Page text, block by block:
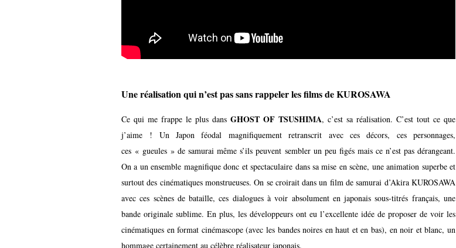
Une réalisation qui n’est pas sans rappeler les films de KUROSAWA
Ce qui me frappe le plus dans GHOST OF TSUSHIMA, c’est sa réalisation. C’est tout ce que
j’aime ! Un Japon féodal magnifiquement retranscrit avec ces décors, ces personnages,
ces « gueules » de samurai même s’ils peuvent sembler un peu figés mais ce n’est pas dérangeant.
On a un ensemble magnifique donc et spectaculaire dans sa mise en scène, une animation superbe et
surtout des cinématiques monstrueuses. On se croirait dans un film de samurai d’Akira KUROSAWA
avec ces scènes de bataille, ces dialogues à voir absolument en japonais sous-titrés français, une
bande originale sublime. En plus, les développeurs ont eu l’excellente idée de proposer de voir les
cinématiques en format cinémascope (avec les bandes noires en haut et en bas), en noir et blanc, un
hommage certainement au célèbre réalisateur japonais.